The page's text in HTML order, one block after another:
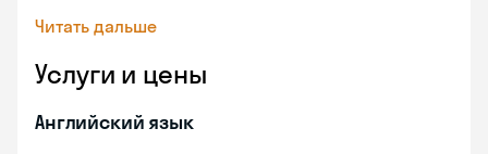
Читать дальше
Услуги и цены
Английский язык